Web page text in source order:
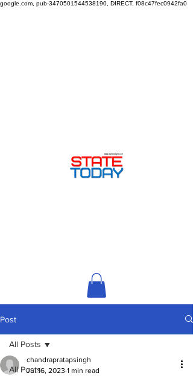
google.com, pub-3470501544538190, DIRECT, f08c47fec0942fa0
Post
All Posts
All Posts
chandrapratapsingh
Jul 16, 2023 1 min read